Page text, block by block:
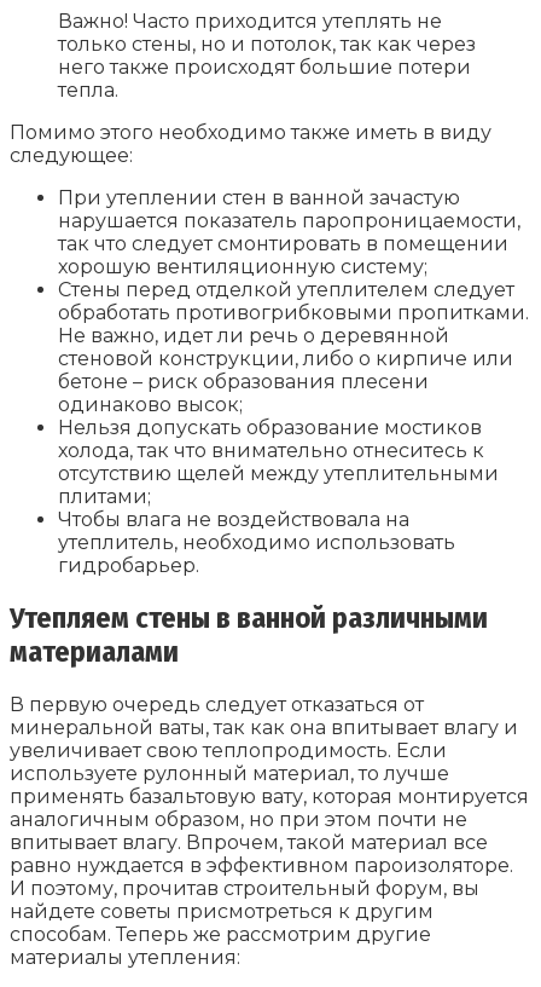
Важно! Часто приходится утеплять не
только стены, но и потолок, так как через
него также происходят большие потери
тепла.
Помимо этого необходимо также иметь в виду
следующее:
При утеплении стен в ванной зачастую
нарушается показатель паропроницаемости,
так что следует смонтировать в помещении
хорошую вентиляционную систему;
Стены перед отделкой утеплителем следует
обработать противогрибковыми пропитками.
Не важно, идет ли речь о деревянной
стеновой конструкции, либо о кирпиче или
бетоне – риск образования плесени
одинаково высок;
Нельзя допускать образование мостиков
холода, так что внимательно отнеситесь к
отсутствию щелей между утеплительными
плитами;
Чтобы влага не воздействовала на
утеплитель, необходимо использовать
гидробарьер.
Утепляем стены в ванной различными
материалами
В первую очередь следует отказаться от
минеральной ваты, так как она впитывает влагу и
увеличивает свою теплопродимость. Если
используете рулонный материал, то лучше
применять базальтовую вату, которая монтируется
аналогичным образом, но при этом почти не
впитывает влагу. Впрочем, такой материал все
равно нуждается в эффективном пароизоляторе.
И поэтому, прочитав строительный форум, вы
найдете советы присмотреться к другим
способам. Теперь же рассмотрим другие
материалы утепления: